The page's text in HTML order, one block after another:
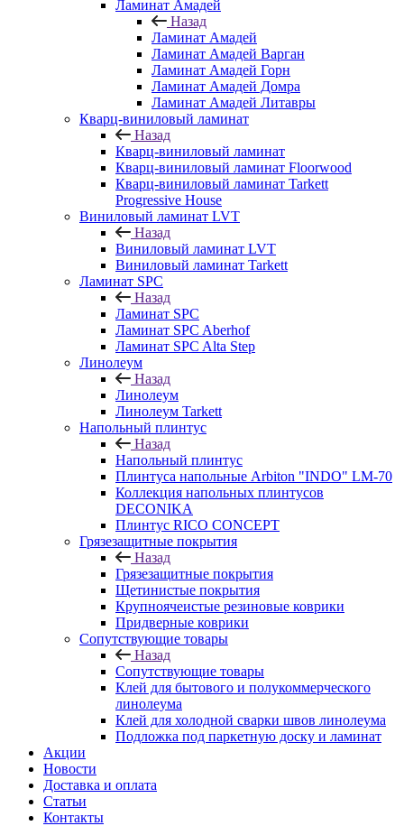
Ламинат Амадей
Назад
Ламинат Амадей
Ламинат Амадей Варган
Ламинат Амадей Горн
Ламинат Амадей Домра
Ламинат Амадей Литавры
Кварц-виниловый ламинат
Назад
Кварц-виниловый ламинат
Кварц-виниловый ламинат Floorwood
Кварц-виниловый ламинат Tarkett
Progressive House
Виниловый ламинат LVT
Назад
Виниловый ламинат LVT
Виниловый ламинат Tarkett
Ламинат SPC
Назад
Ламинат SPC
Ламинат SPC Aberhof
Ламинат SPC Alta Step
Линолеум
Назад
Линолеум
Линолеум Tarkett
Напольный плинтус
Назад
Напольный плинтус
Плинтуса напольные Arbiton "INDO" LM-70
Коллекция напольных плинтусов
DECONIKA
Плинтус RICO CONCEPT
Грязезащитные покрытия
Назад
Грязезащитные покрытия
Щетинистые покрытия
Крупноячеистые резиновые коврики
Придверные коврики
Сопутствующие товары
Назад
Сопутствующие товары
Клей для бытового и полукоммерческого
линолеума
Клей для холодной сварки швов линолеума
Подложка под паркетную доску и ламинат
Акции
Новости
Доставка и оплата
Статьи
Контакты